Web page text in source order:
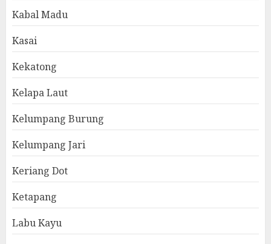
Kabal Madu
Kasai
Kekatong
Kelapa Laut
Kelumpang Burung
Kelumpang Jari
Keriang Dot
Ketapang
Labu Kayu